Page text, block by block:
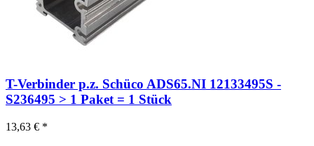
T-Verbinder p.z. Schüco ADS65.NI 12133495S -
S236495 > 1 Paket = 1 Stück
13,63 € *